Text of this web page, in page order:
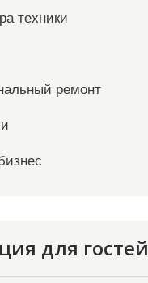
техники
ремонт
для гостей